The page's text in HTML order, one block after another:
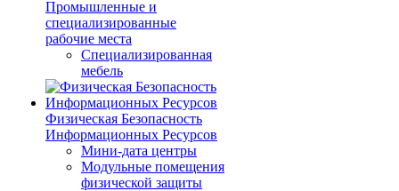
Промышленные и
специализированные
рабочие места
Специализированная
мебель
Физическая Безопасность
Информационных Ресурсов
Мини-дата центры
Модульные помещения
физической защиты